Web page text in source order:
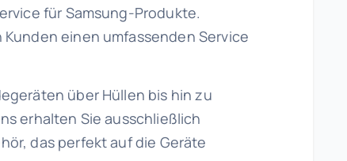
für Samsung-Produkte.
einen umfassenden Service
über Hüllen bis hin zu
erhalten Sie ausschließlich
das perfekt auf die Geräte